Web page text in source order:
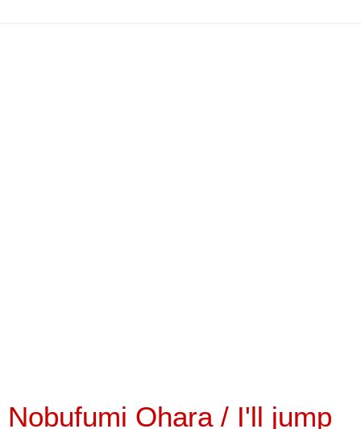
Nobufumi Ohara / I'll jump